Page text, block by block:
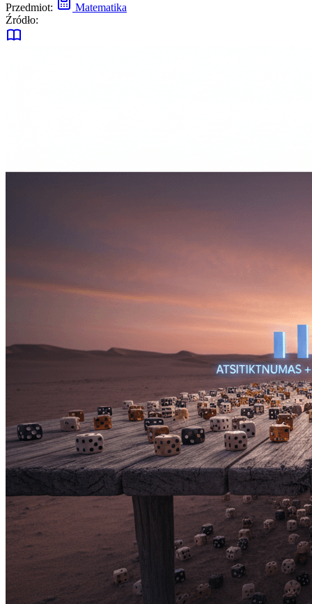
Przedmiot:
Matematika
Źródło: